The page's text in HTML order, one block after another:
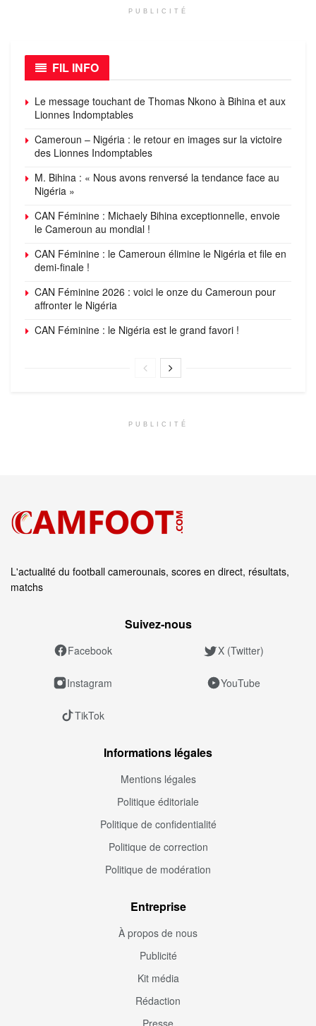
PUBLICITÉ
FIL INFO
Le message touchant de Thomas Nkono à Bihina et aux
Lionnes Indomptables
Cameroun – Nigéria : le retour en images sur la victoire
des Lionnes Indomptables
M. Bihina : « Nous avons renversé la tendance face au
Nigéria »
CAN Féminine : Michaely Bihina exceptionnelle, envoie
le Cameroun au mondial !
CAN Féminine : le Cameroun élimine le Nigéria et file en
demi-finale !
CAN Féminine 2026 : voici le onze du Cameroun pour
affronter le Nigéria
CAN Féminine : le Nigéria est le grand favori !
PUBLICITÉ
L'actualité du football camerounais, scores en direct, résultats,
matchs
Suivez‑nous
Facebook X (Twitter)
Instagram YouTube
TikTok
Informations légales
Mentions légales
Politique éditoriale
Politique de confidentialité
Politique de correction
Politique de modération
Entreprise
À propos de nous
Publicité
Kit média
Rédaction
Presse